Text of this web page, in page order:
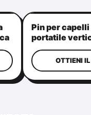
Pin per capelli
portatile
capelli da
OTTIENI